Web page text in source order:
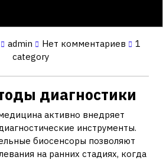
admin Нет комментариев
1
category
диагностики
активно внедряет
инструменты.
биосенсоры позволяют
на ранних стадиях, когда